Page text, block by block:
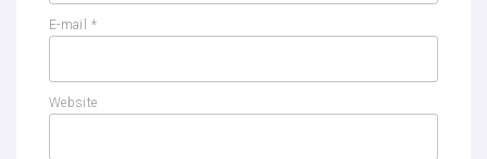
E-mail *
Website